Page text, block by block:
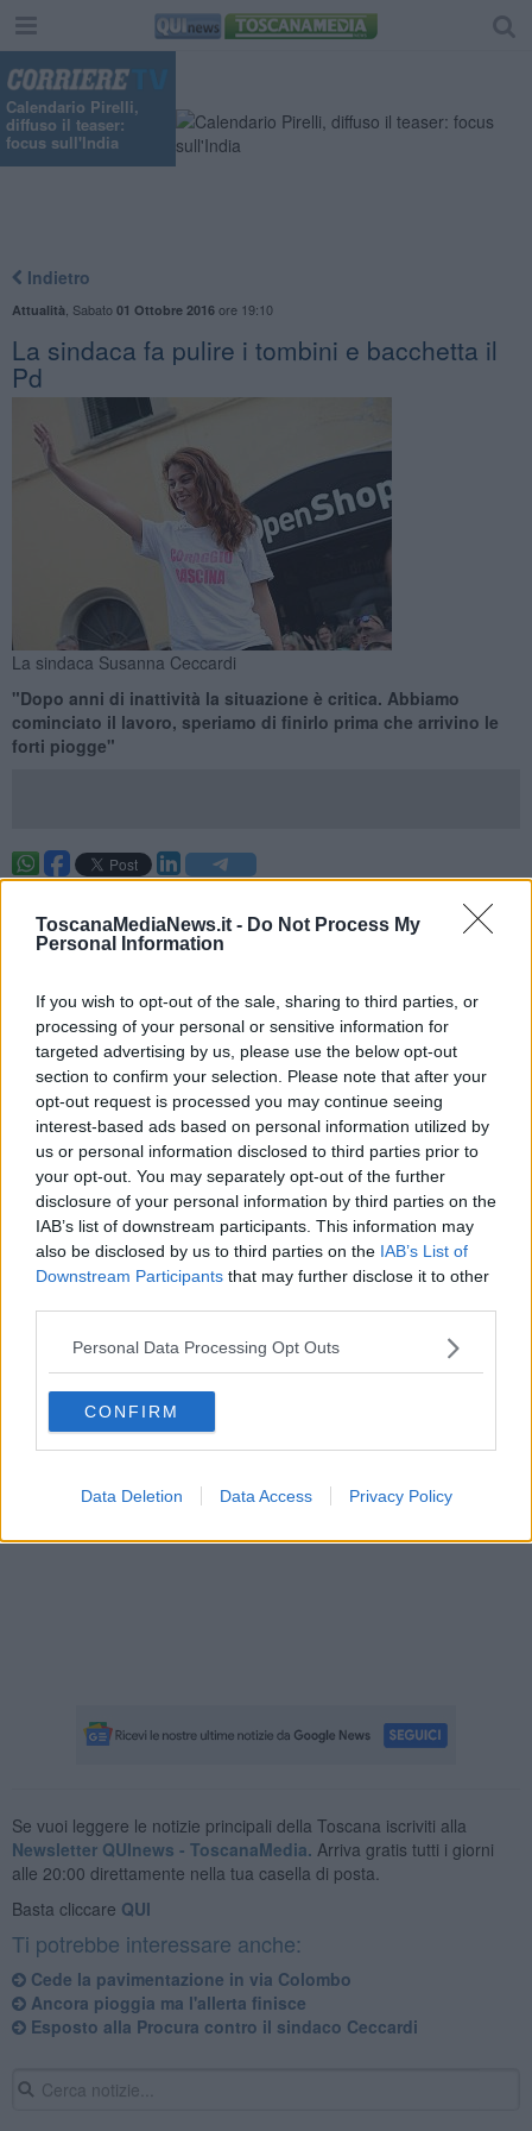
ToscanaMediaNews.it - Do Not Process My
Personal Information
If you wish to opt-out of the sale, sharing to third parties, or
processing of your personal or sensitive information for
targeted advertising by us, please use the below opt-out
section to confirm your selection. Please note that after your
opt-out request is processed you may continue seeing
interest-based ads based on personal information utilized by
us or personal information disclosed to third parties prior to
your opt-out. You may separately opt-out of the further
disclosure of your personal information by third parties on the
IAB’s list of downstream participants. This information may
also be disclosed by us to third parties on the IAB’s List of
Downstream Participants that may further disclose it to other
Personal Data Processing Opt Outs
CONFIRM
Data Deletion Data Access Privacy Policy
Calendario Pirelli,
diffuso il teaser:
focus sull'India
Indietro
Attualità Sabato 01 Ottobre 2016ore 19:10
La sindaca fa pulire i tombini e bacchetta il
Pd
La sindaca Susanna Ceccardi
"Dopo anni di inattività la situazione è critica. Abbiamo
cominciato il lavoro, speriamo di finirlo prima che arrivino le
forti piogge"
Susanna Ceccardiha iniziato la pulizia dei tombini del territorio
cascinese.
operazioni di pulizia di un tombino a Titignano ostruito da fango e
foglie, e bacchettando il Pd scrive: "Non veniva pulito da anni".
Se vuoi leggere le notizie principali della Toscana iscriviti alla
Newsletter QUInews - ToscanaMedia. Arriva gratis tutti i giorni
alle 20:00 direttamente nella tua casella di posta.
Basta cliccare QUI
Ti potrebbe interessare anche:
Cede la pavimentazione in via Colombo
Ancora pioggia ma l'allerta finisce
Esposto alla Procura contro il sindaco Ceccardi